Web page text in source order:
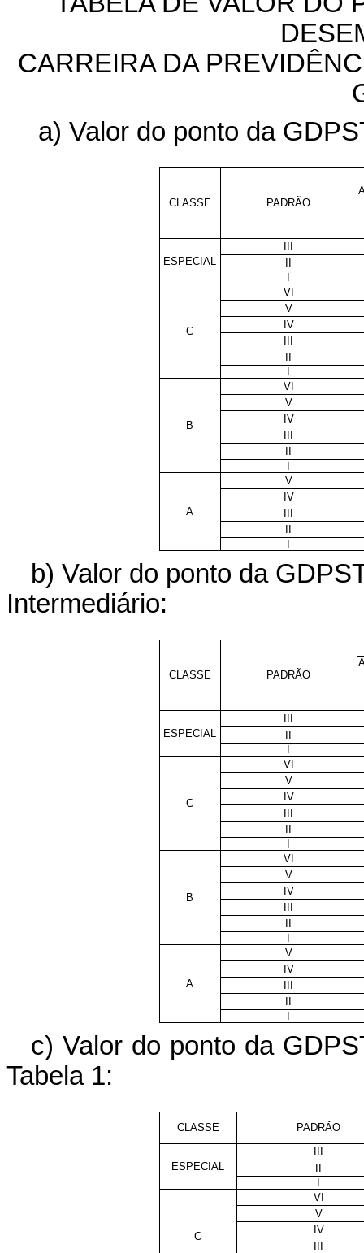
CARREIRA DA
a) Valor do ponto da
CLASSE PADRÃO
ESPECIAL
III
II
I
C
VI
V
IV
III
II
I
B
VI
V
IV
III
II
I
A
V
IV
III
II
I
b) Valor do ponto da
Intermediário:
CLASSE PADRÃO
ESPECIAL
III
II
I
C
VI
V
IV
III
II
I
B
VI
V
IV
III
II
I
A
V
IV
III
II
I
c) Valor do ponto da
Tabela 1:
CLASSE PADRÃO
ESPECIAL
III
II
I
C
VI
V
IV
III